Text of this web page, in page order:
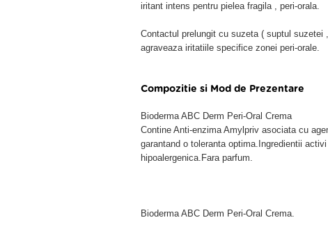
iritant intens pentru pielea fragila , peri-orala.
Contactul prelungit cu suzeta ( suptul
agraveaza iritatiile specifice zonei peri-orale.
Compozitie si Mod de Prezentare
Bioderma ABC Derm Peri-Oral Crema
Contine Anti-enzima Amylpriv asociata cu
garantand o toleranta optima.Ingredientii
hipoalergenica.Fara parfum.
Bioderma ABC Derm Peri-Oral Crema.